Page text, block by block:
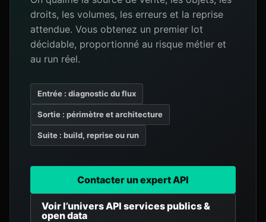
droits, les volumes, les erreurs et la reprise
attendue. Vous obtenez un premier lot
décidable, proportionné au risque métier et
au run réel.
Entrée : diagnostic du flux
Sortie : périmètre et architecture
Suite : build, reprise ou run
Contacter un expert API
Voir l’univers API services publics &
open data